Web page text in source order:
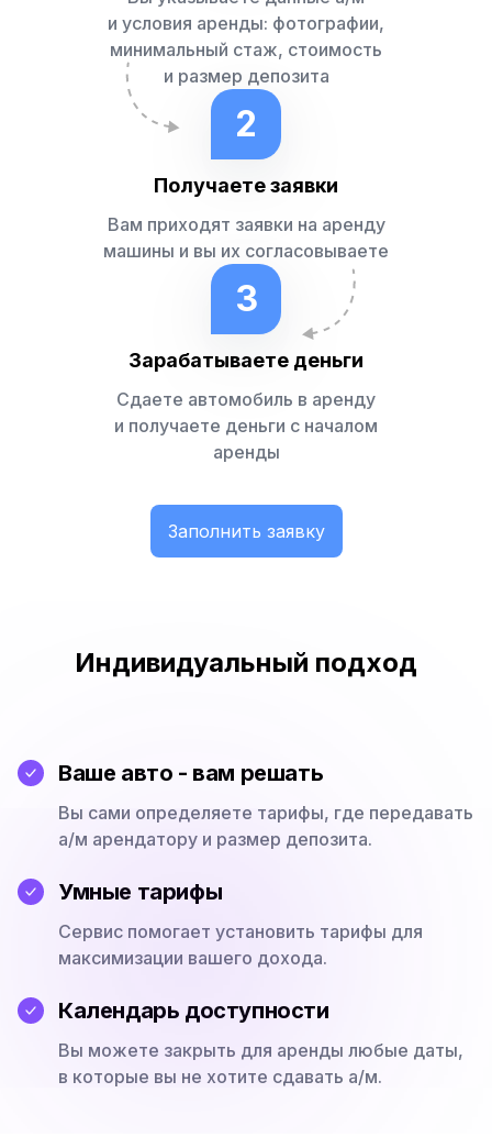
и условия аренды: фотографии,
минимальный стаж, стоимость
и размер депозита
2
Получаете заявки
Вам приходят заявки на аренду
машины и вы их согласовываете
3
Зарабатываете деньги
Сдаете автомобиль в аренду
и получаете деньги с началом
аренды
Заполнить заявку
Индивидуальный подход
Ваше авто - вам решать
Вы сами определяете тарифы, где передавать
а/м арендатору и размер депозита.
Умные тарифы
Сервис помогает установить тарифы для
максимизации вашего дохода.
Календарь доступности
Вы можете закрыть для аренды любые даты,
в которые вы не хотите сдавать а/м.